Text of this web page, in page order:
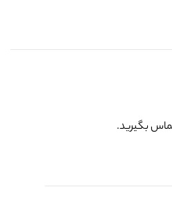
بگیرید.